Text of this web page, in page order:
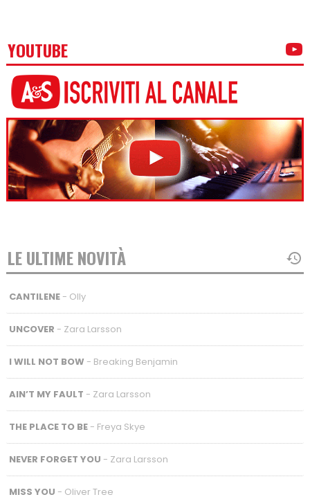
YOUTUBE
LE ULTIME NOVITÀ
CANTILENE- Olly
UNCOVER - Zara Larsson
I WILL NOT BOW - Breaking Benjamin
AIN’T MY FAULT - Zara Larsson
THE PLACE TO BE- Freya Skye
NEVER FORGET YOU - Zara Larsson
MISS YOU - Oliver Tree